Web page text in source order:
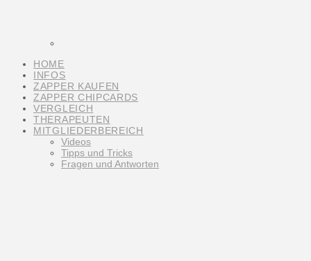
HOME
INFOS
ZAPPER KAUFEN
ZAPPER CHIPCARDS
VERGLEICH
THERAPEUTEN
MITGLIEDERBEREICH
Videos
Tipps und Tricks
Fragen und Antworten